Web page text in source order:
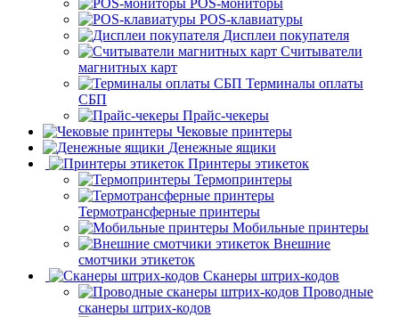
POS-мониторы
POS-клавиатуры
Дисплеи покупателя
Считыватели
магнитных карт
Терминалы оплаты
СБП
Прайс-чекеры
Чековые принтеры
Денежные ящики
Принтеры этикеток
Термопринтеры
Термотрансферные принтеры
Мобильные принтеры
Внешние
смотчики этикеток
Сканеры штрих-кодов
Проводные
сканеры штрих-кодов